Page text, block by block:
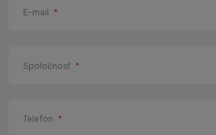
E-mail *
Spoločnosť *
Telefon *